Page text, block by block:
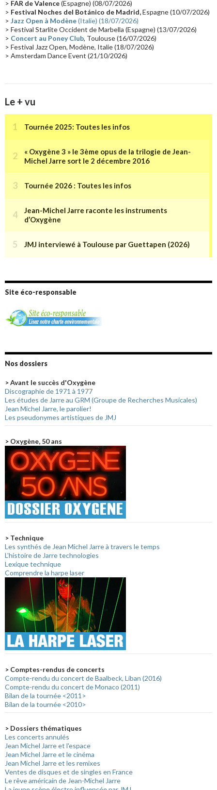
(14) Astronomie (14)
Tournée 2025(14) 2024(14) Chine(13)
> FAR de Valence(Espagne) (08/07/2026)
> Festival Noches del Botánico de Madrid,Espagne (10/07/2026)
> Jazz Open à Modène(Italie) (18/07/2026)
> Festival Starlite Occident de Marbella (Espagne) (13/07/2026)
> Concert au Poney Club, Toulouse (16/07/2026)
> Festival Jazz Open, Modène, Italie (18/07/2026)
> Amsterdam Dance Event (21/10/2026)
Le + vu
Site éco-responsable
Nos dossiers
> Avant le succès d'Oxygène
Discographie de 1971 à 1977
Les études de Jarre au GRM (Groupe de Recherches Musicales)
Jean Michel Jarre, le parolier!
Les pseudonymes artistiques de JMJ
> Oxygène, 50 ans
> Technique
Les synthés de Jean Michel Jarre à travers le temps
L'histoire de Jarre technologies
Lexique technique
Comprendre la harpe laser
> Comptes-rendus de concerts
Compte-rendu du concert de Baalbeck, Liban (2016)
Compte-rendu du concert de Monaco (2011)
Bilan de la tournée <2011>
Bilan de la tournée <2010>
> Dossiers thématiques
Les concerts annulés
Jean Michel Jarre et l'espace
Jean Michel Jarre et le cinéma
Jean Michel Jarre et les remixes
Ventes de disques et de singles en France
Le rêve américain de Jean-Michel Jarre